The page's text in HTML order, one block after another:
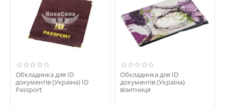
Обкладинка для ID
документів (Україна) ID
Passport
Обкладинка для ID
документів (Україна)
візитниця